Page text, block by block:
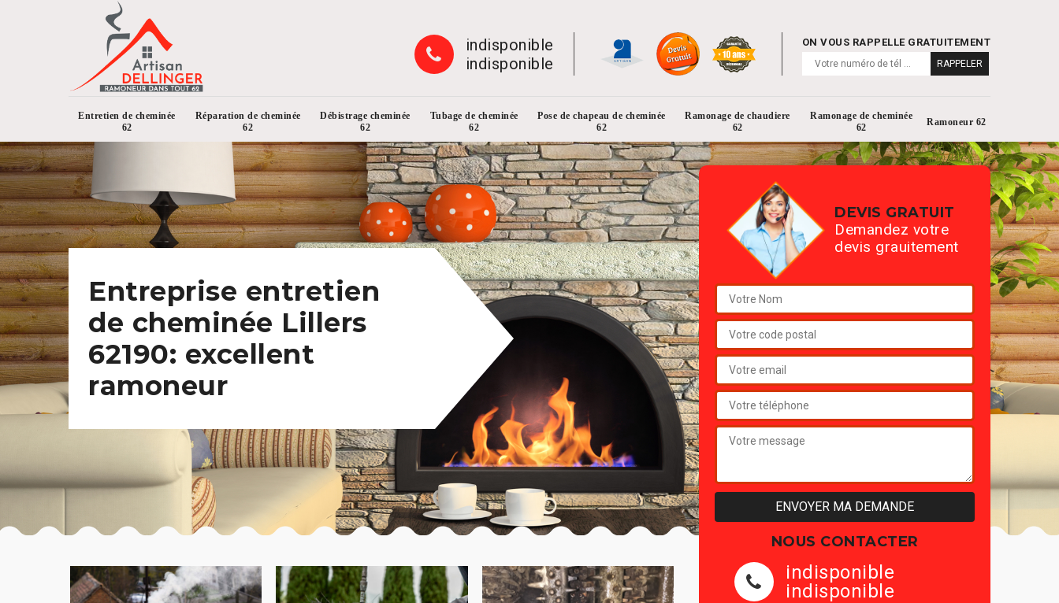
indisponible
indisponible
ON VOUS RAPPELLE GRATUITEMENT
Entretien de cheminée
62
Réparation de cheminée
62
Débistrage cheminée
62
Tubage de cheminée
62
Pose de chapeau de cheminée
62
Ramonage de chaudiere
62
Ramonage de cheminée
62
Ramoneur 62
Entreprise entretien
de cheminée Lillers
62190: excellent
ramoneur
DEVIS GRATUIT
Demandez votre
devis grauitement
NOUS CONTACTER
indisponible
indisponible